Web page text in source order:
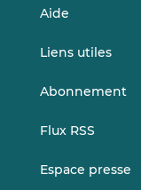
Aide
Liens utiles
Abonnement
Flux RSS
Espace presse